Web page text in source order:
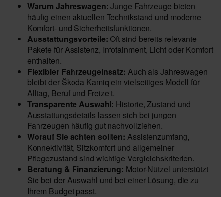
Warum Jahreswagen: Junge Fahrzeuge bieten
häufig einen aktuellen Technikstand und moderne
Komfort- und Sicherheitsfunktionen.
Ausstattungsvorteile: Oft sind bereits relevante
Pakete für Assistenz, Infotainment, Licht oder Komfort
enthalten.
Flexibler Fahrzeugeinsatz: Auch als Jahreswagen
bleibt der Škoda Kamiq ein vielseitiges Modell für
Alltag, Beruf und Freizeit.
Transparente Auswahl: Historie, Zustand und
Ausstattungsdetails lassen sich bei jungen
Fahrzeugen häufig gut nachvollziehen.
Worauf Sie achten sollten: Assistenzumfang,
Konnektivität, Sitzkomfort und allgemeiner
Pflegezustand sind wichtige Vergleichskriterien.
Beratung & Finanzierung: Motor-Nützel unterstützt
Sie bei der Auswahl und bei einer Lösung, die zu
Ihrem Budget passt.